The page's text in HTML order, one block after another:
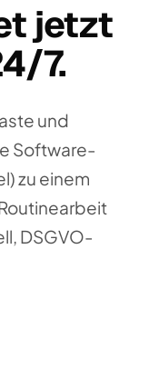
jetzt
7.
und
Software-
zu einem
DSGVO-